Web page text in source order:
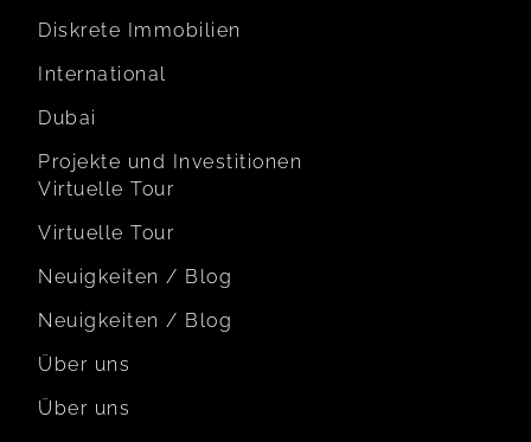
Diskrete Immobilien
International
Dubai
Projekte und Investitionen
Virtuelle Tour
Virtuelle Tour
Neuigkeiten / Blog
Neuigkeiten / Blog
Über uns
Über uns